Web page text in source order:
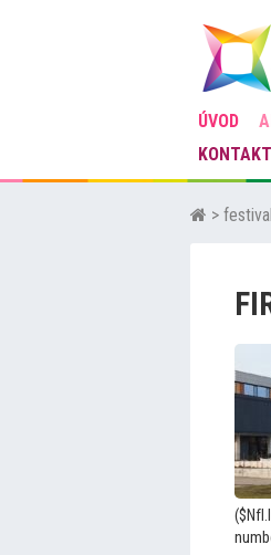
ÚVOD
KONTAKT
> festival